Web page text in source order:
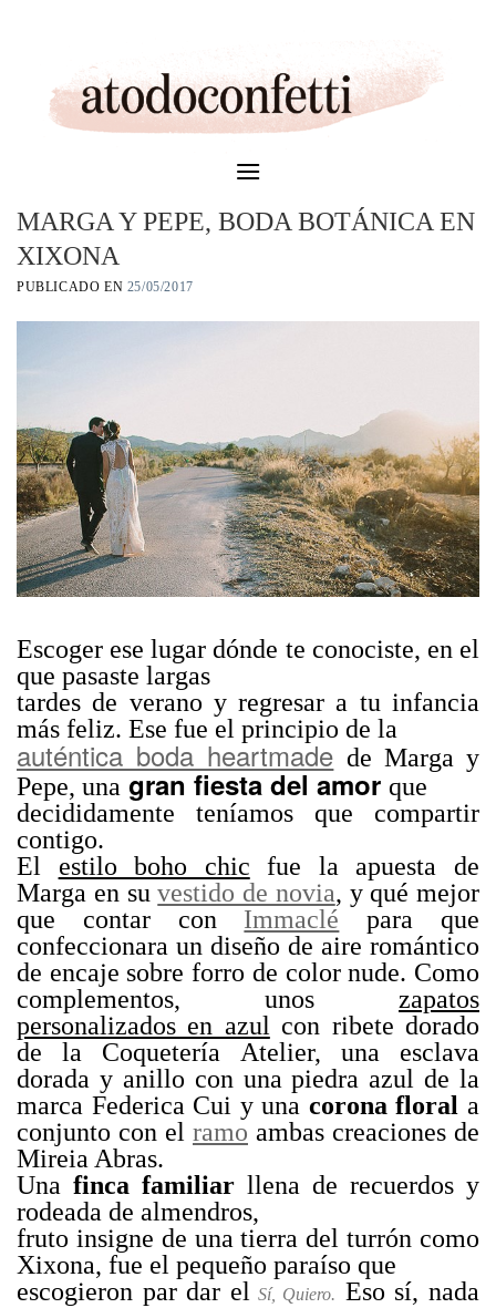
MARGA Y PEPE, BODA BOTÁNICA EN
XIXONA
PUBLICADO EN 25/05/2017
Escoger ese lugar dónde te conociste, en el
que pasaste largas
tardes de verano y regresar a tu infancia
más feliz. Ese fue el principio de la
auténtica boda heartmade de Marga y
Pepe, una gran fiesta del amor que
decididamente teníamos que compartir
contigo.
El estilo boho chic fue la apuesta de
Marga en suvestido de novia, y qué mejor
que contar con Immaclé para que
confeccionara un diseño de aire romántico
de encaje sobre forro de color nude. Como
complementos, unos zapatos
personalizados en azul con ribete dorado
de la Coquetería Atelier, una esclava
dorada y anillo con una piedra azul de la
marca Federica Cui y una corona florala
conjunto con el ramo ambas creaciones de
Mireia Abras.
Una finca familiar llena de recuerdos y
rodeada de almendros,
fruto insigne de una tierra del turrón como
Xixona, fue el pequeño paraíso que
escogieron par dar el
Sí, Quiero. Eso sí, nada